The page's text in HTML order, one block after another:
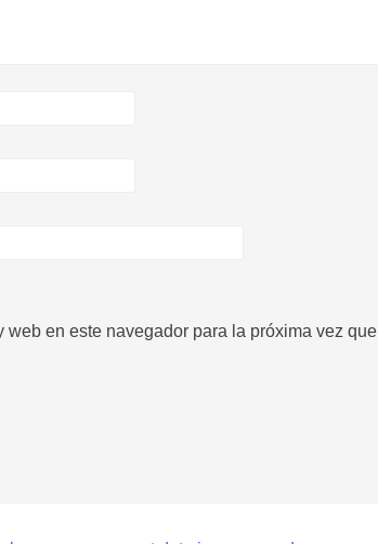
en este navegador para la próxima vez que